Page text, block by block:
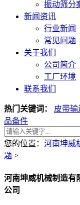
振动筛分
新闻资讯
行业新闻
常见问题
关于我们
公司简介
工厂环境
联系我们
热门关键词： 皮带输
品备件
您的位置： 河南坤威
题 >
河南坤威机械制造有
公司